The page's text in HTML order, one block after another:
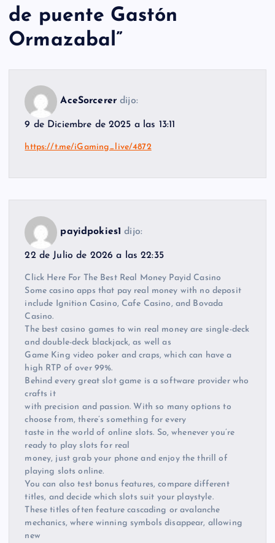
de puente Gastón
Ormazabal”
AceSorcerer dijo:
9 de Diciembre de 2025 a las 13:11
https://t.me/iGaming_live/4872
payidpokies1 dijo:
22 de Julio de 2026 a las 22:35
Click Here For The Best Real Money Payid Casino
Some casino apps that pay real money with no deposit
include Ignition Casino, Cafe Casino, and Bovada
Casino.
The best casino games to win real money are single-deck
and double-deck blackjack, as well as
Game King video poker and craps, which can have a
high RTP of over 99%.
Behind every great slot game is a software provider who
crafts it
with precision and passion. With so many options to
choose from, there’s something for every
taste in the world of online slots. So, whenever you’re
ready to play slots for real
money, just grab your phone and enjoy the thrill of
playing slots online.
You can also test bonus features, compare different
titles, and decide which slots suit your playstyle.
These titles often feature cascading or avalanche
mechanics, where winning symbols disappear, allowing
new